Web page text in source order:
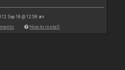
12 Sep 18 @ 12:58 am
How to install